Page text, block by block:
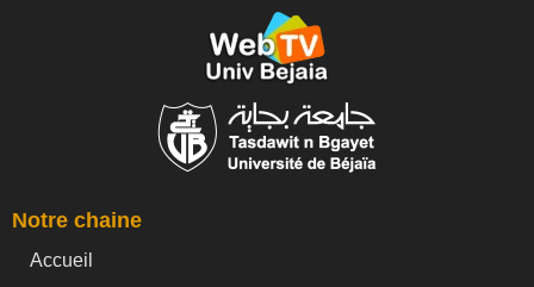
Notre chaine
Accueil